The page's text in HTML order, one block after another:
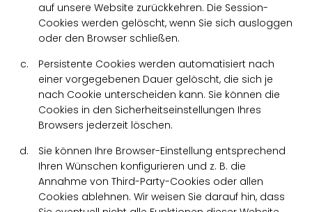
auf unsere Website zurückkehren. Die Session-
Cookies werden gelöscht, wenn Sie sich ausloggen
oder den Browser schließen.
Persistente Cookies werden automatisiert nach
einer vorgegebenen Dauer gelöscht, die sich je
nach Cookie unterscheiden kann. Sie können die
Cookies in den Sicherheitseinstellungen Ihres
Browsers jederzeit löschen.
Sie können Ihre Browser-Einstellung entsprechend
Ihren Wünschen konfigurieren und z. B. die
Annahme von Third-Party-Cookies oder allen
Cookies ablehnen. Wir weisen Sie darauf hin, dass